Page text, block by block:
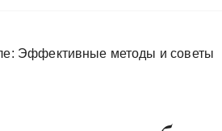
Эффективные методы и советы